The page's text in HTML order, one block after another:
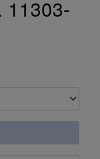
11303-